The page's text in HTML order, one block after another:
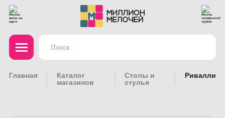
Главная
Каталог
магазинов
Столы и
стулья
Ривалли